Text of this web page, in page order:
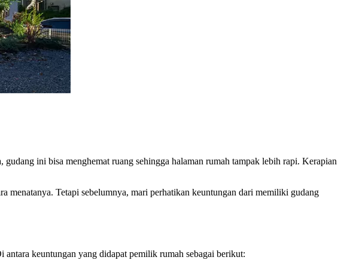
ini bisa menghemat ruang sehingga halaman rumah tampak lebih rapi. Kerapian
menatanya. Tetapi sebelumnya, mari perhatikan keuntungan dari memiliki gudang
keuntungan yang didapat pemilik rumah sebagai berikut: